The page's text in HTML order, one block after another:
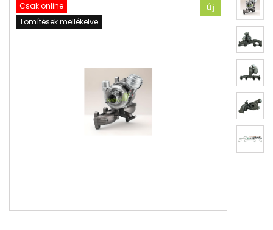
Csak online
Tömítések mellékelve
Új